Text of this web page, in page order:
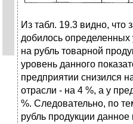
Из табл. 19.3 видно, что
добилось определенных
на рубль товарной
уровень данного
предприятии снизился
отрасли - на 4 %, а у
%. Следовательно, по
рубль продукции данное